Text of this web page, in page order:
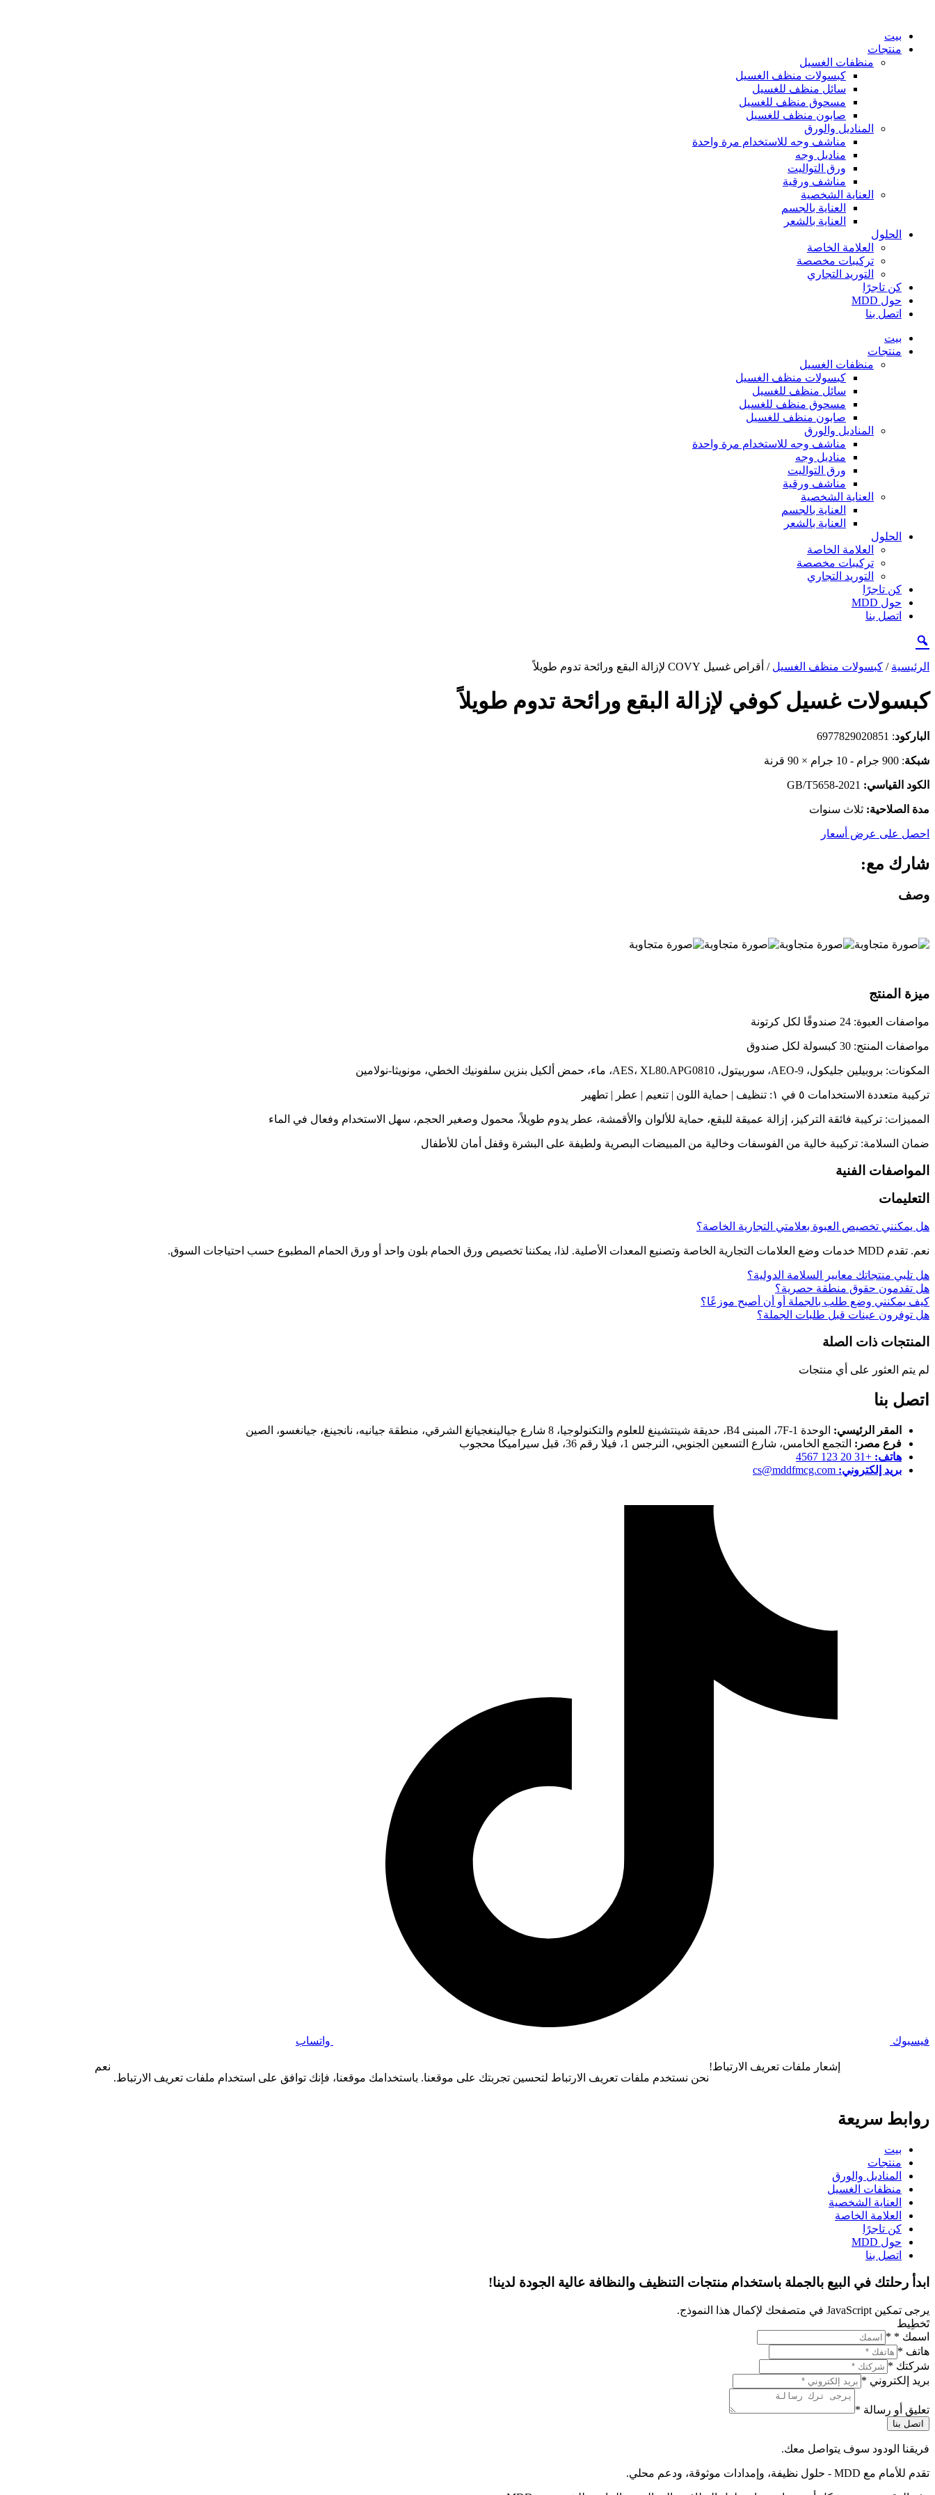
المحتوىبيت
منتجات
منظفات الغسيل
كبسولات منظف الغسيل
سائل منظف للغسيل
مسحوق منظف للغسيل
صابون منظف للغسيل
المناديل والورق
مناشف وجه للاستخدام مرة واحدة
مناديل وجه
ورق التواليت
مناشف ورقية
العناية الشخصية
العناية بالجسم
العناية بالشعر
الحلول
العلامة الخاصة
تركيبات مخصصة
التوريد التجاري
كن تاجرًا
حول MDD
اتصل بنا
بيت
منتجات
منظفات الغسيل
كبسولات منظف الغسيل
سائل منظف للغسيل
مسحوق منظف للغسيل
صابون منظف للغسيل
المناديل والورق
مناشف وجه للاستخدام مرة واحدة
مناديل وجه
ورق التواليت
مناشف ورقية
العناية الشخصية
العناية بالجسم
العناية بالشعر
الحلول
العلامة الخاصة
تركيبات مخصصة
التوريد التجاري
كن تاجرًا
حول MDD
اتصل بنا
الرئيسية / كبسولات منظف الغسيل / أقراص غسيل COVY لإزالة البقع ورائحة تدوم طويلاً
كبسولات غسيل كوفي لإزالة البقع ورائحة تدوم طويلاً
الباركود: 6977829020851
شبكة: 900 جرام - 10 جرام × 90 قرنة
الكود القياسي: GB/T5658-2021
مدة الصلاحية: ثلاث سنوات
احصل على عرض أسعار
شارك مع:
وصف
ميزة المنتج
مواصفات العبوة: 24 صندوقًا لكل كرتونة
مواصفات المنتج: 30 كبسولة لكل صندوق
المكونات: بروبيلين جليكول، AEO-9، سوربيتول، AES، XL80.APG0810، ماء، حمض ألكيل بنزين سلفونيك الخطي، مونويثا-نولامين
تركيبة متعددة الاستخدامات ٥ في ١: تنظيف | حماية اللون | تنعيم | عطر | تطهير
المميزات: تركيبة فائقة التركيز، إزالة عميقة للبقع، حماية للألوان والأقمشة، عطر يدوم طويلاً، محمول وصغير الحجم، سهل الاستخدام وفعال في الماء
ضمان السلامة: تركيبة خالية من الفوسفات وخالية من المبيضات البصرية ولطيفة على البشرة وقفل أمان للأطفال
المواصفات الفنية
التعليمات
هل يمكنني تخصيص العبوة بعلامتي التجارية الخاصة؟
نعم. تقدم MDD خدمات وضع العلامات التجارية الخاصة وتصنيع المعدات الأصلية. لذا، يمكننا تخصيص ورق الحمام بلون واحد أو ورق الحمام المطبوع حسب احتياجات السوق.
هل تلبي منتجاتك معايير السلامة الدولية؟
هل تقدمون حقوق منطقة حصرية؟
كيف يمكنني وضع طلب بالجملة أو أن أصبح موزعًا؟
هل توفرون عينات قبل طلبات الجملة؟
المنتجات ذات الصلة
لم يتم العثور على أي منتجات
اتصل بنا
المقر الرئيسي: الوحدة 1-7F، المبنى B4، حديقة شينتشينغ للعلوم والتكنولوجيا، 8 شارع جيالينغجيانغ الشرقي، منطقة جيانيه، نانجينغ، جيانغسو، الصين
فرع مصر: التجمع الخامس، شارع التسعين الجنوبي، النرجس 1، فيلا رقم 36، قبل سيراميكا محجوب
هاتف: +31 20 123 4567
بريد إلكتروني:
فيسبوك واتساب
إشعار ملفات تعريف الارتباط!
نحن نستخدم ملفات تعريف الارتباط لتحسين تجربتك على موقعنا. باستخدامك موقعنا، فإنك توافق على استخدام ملفات تعريف الارتباط.
نعم
روابط سريعة
بيت
منتجات
المناديل والورق
منظفات الغسيل
العناية الشخصية
العلامة الخاصة
كن تاجرًا
حول MDD
اتصل بنا
ابدأ رحلتك في البيع بالجملة باستخدام منتجات التنظيف والنظافة عالية الجودة لدينا!
يرجى تمكين JavaScript في متصفحك لإكمال هذا النموذج.
تَخطِيط
اسمك * *
هاتف *
شركتك *
بريد إلكتروني *
تعليق أو رسالة *
اتصل بنا
فريقنا الودود سوف يتواصل معك.
تقدم للأمام مع MDD - حلول نظيفة، وإمدادات موثوقة، ودعم محلي.